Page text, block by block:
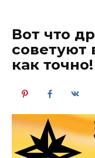
Вот что
советуют
как точно!